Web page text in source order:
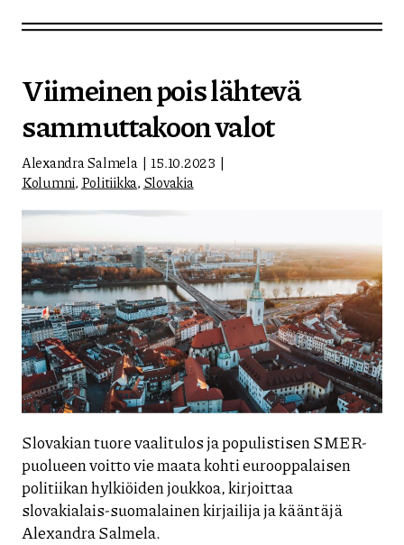
Viimeinen pois lähtevä
sammuttakoon valot
Alexandra Salmela
15.10.2023
Kolumni, Politiikka, Slovakia
Slovakian tuore vaalitulos ja populistisen SMER-
puolueen voitto vie maata kohti eurooppalaisen
politiikan hylkiöiden joukkoa, kirjoittaa
slovakialais-suomalainen kirjailija ja kääntäjä
Alexandra Salmela.